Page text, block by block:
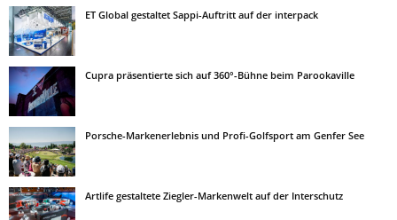
ET Global gestaltet Sappi-Auftritt auf der interpack
Cupra präsentierte sich auf 360°-Bühne beim Parookaville
Porsche-Markenerlebnis und Profi-Golfsport am Genfer See
Artlife gestaltete Ziegler-Markenwelt auf der Interschutz